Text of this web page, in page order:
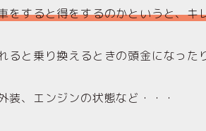
をすると得をするのかというと、
ると乗り換えるときの頭金になっ
装、エンジンの状態など・・・